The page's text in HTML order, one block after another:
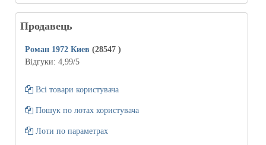
Продавець
Роман 1972 Киев (28547 )
Відгуки: 4,99/5
Всі товари користувача
Пошук по лотах користувача
Лоти по параметрах